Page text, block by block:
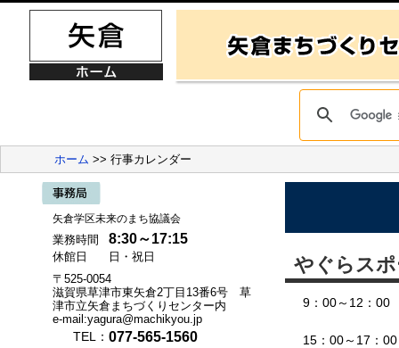
ホーム >> 行事カレンダー
矢倉学区未来のまち協議会
業務時間 8:30～17:15
休館日
日・祝日
〒525-0054
滋賀県草津市東矢倉2丁目13番6号 草
津市立矢倉まちづくりセンター内
e-mail:yagura@machikyou.jp
TEL： 077-565-1560
やぐらス
9：00～12：
15：00～17：